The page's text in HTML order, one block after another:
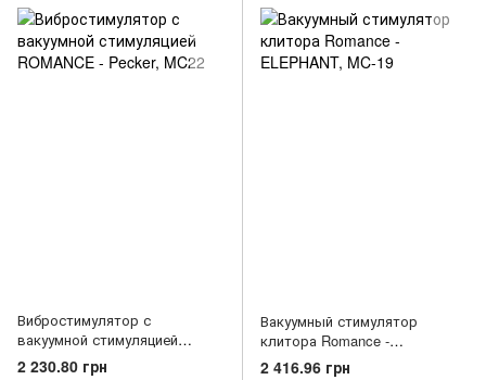
Вибростимулятор с
вакуумной стимуляцией
ROMANCE - Pecker, MC22
2 230.80 грн
Вакуумный стимулятор
клитора Romance -
ELEPHANT, MC-19
2 416.96 грн